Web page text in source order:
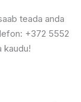
teada anda
+372 5552
kaudu!